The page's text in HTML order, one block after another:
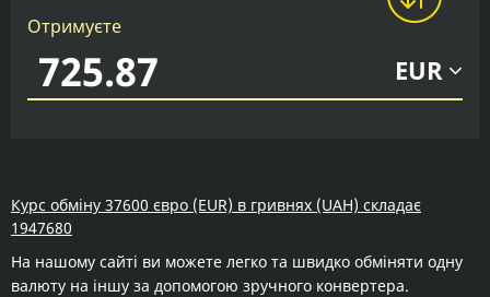
Отримуєте
EUR
Курс обміну 37600 євро (EUR) в гривнях (UAH) складає
1947680
На нашому сайті ви можете легко та швидко обміняти одну
валюту на іншу за допомогою зручного конвертера.